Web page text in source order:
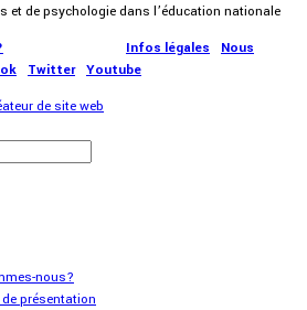
et de psychologie dans l’éducation nationale
Infos légales
Nous
Twitter| Youtube
de site web
nous?
de présentation